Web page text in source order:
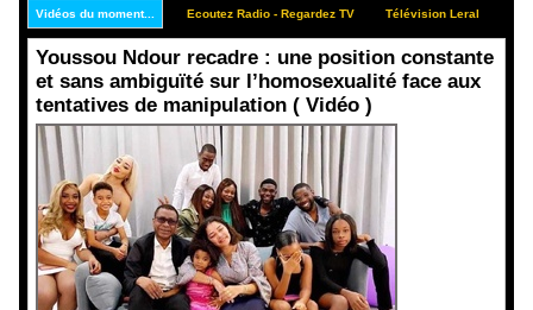
Vidéos du moment... Ecoutez Radio - Regardez TV Télévision Leral
Youssou Ndour recadre : une position constante
et sans ambiguïté sur l’homosexualité face aux
tentatives de manipulation ( Vidéo )